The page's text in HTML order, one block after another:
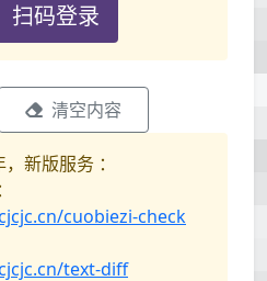
扫码登录
清空内容
新版服务 ：
cuobiezi-check
text-diff